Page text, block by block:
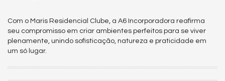
Com o Maris Residencial Clube, a A6 Incorporadora reafirma
seu compromisso em criar ambientes perfeitos para se viver
plenamente, unindo sofisticação, natureza e praticidade em
um só lugar.